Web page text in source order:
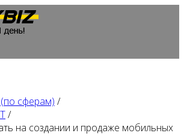
сферам) /
/
на создании и продаже мобильных